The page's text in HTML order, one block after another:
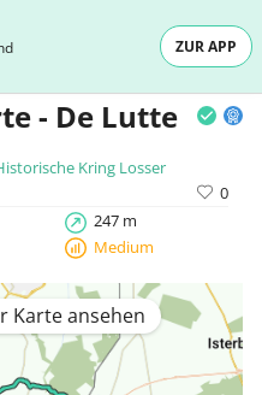
ZUR APP
- De Lutte
Kring Losser
0
247 m
Medium
Karte ansehen